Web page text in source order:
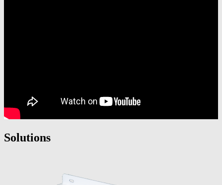
Solutions